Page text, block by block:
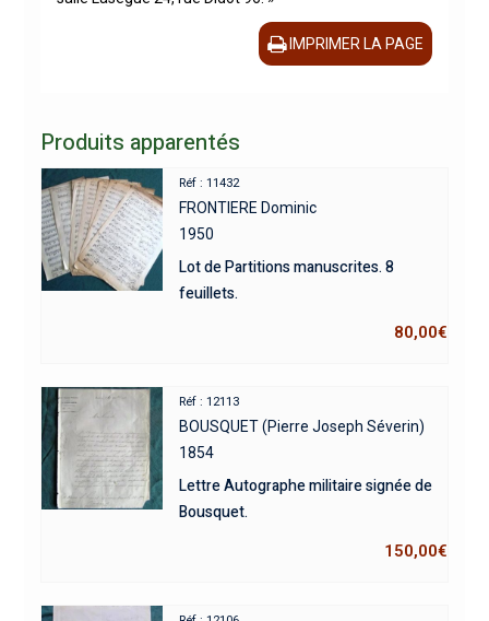
IMPRIMER LA PAGE
Produits apparentés
Réf : 11432
FRONTIERE Dominic
1950
Lot de Partitions manuscrites. 8
feuillets.
80,00€
Réf : 12113
BOUSQUET (Pierre Joseph Séverin)
1854
Lettre Autographe militaire signée de
Bousquet.
150,00€